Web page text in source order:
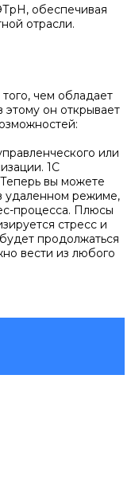
обеспечивая
отрасли.
чем обладает
он открывает
или
1С
вы можете
удаленном режиме,
процесса. Плюсы
стресс и
продолжаться
вести из любого